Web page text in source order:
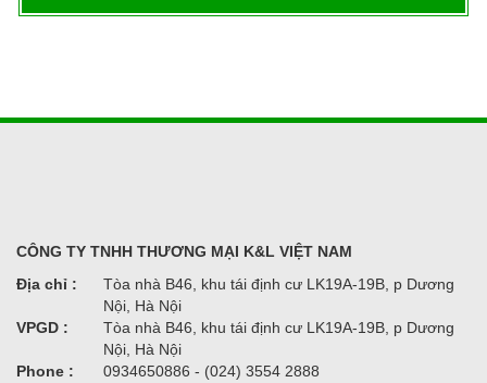
CÔNG TY TNHH THƯƠNG MẠI K&L VIỆT NAM
Địa chỉ :
Tòa nhà B46, khu tái định cư LK19A-19B, p Dương
Nội, Hà Nội
VPGD :
Tòa nhà B46, khu tái định cư LK19A-19B, p Dương
Nội, Hà Nội
Phone :
0934650886 - (024) 3554 2888